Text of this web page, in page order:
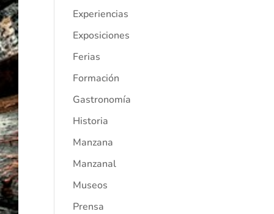
Experiencias
Exposiciones
Ferias
Formación
Gastronomía
Historia
Manzana
Manzanal
Museos
Prensa